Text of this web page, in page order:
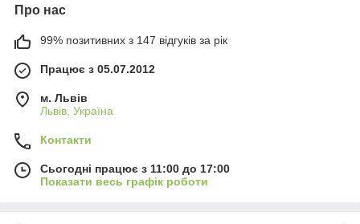
Про нас
99% позитивних з 147 відгуків за рік
Працює з 05.07.2012
м. Львів
Львів, Україна
Контакти
Сьогодні працює з 11:00 до 17:00
Показати весь графік роботи